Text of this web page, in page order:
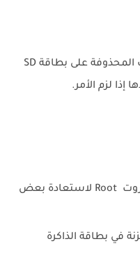
امكانية معاينة معظم البيانات المحذوفة على بطاقة SD
إذا لزم الأمر.
قد تحتاج بعض الأجهزة إلى الروت Root لاستعادة بعض
في بطاقة الذاكرة